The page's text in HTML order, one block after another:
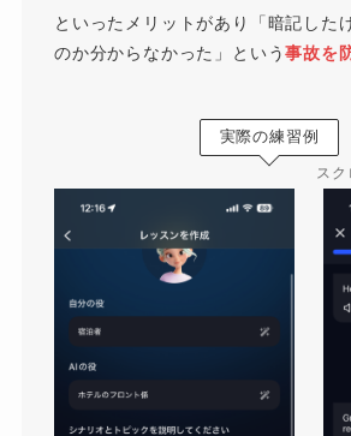
といったメリットがあり「暗記した
のか分からなかった」という事故を
実際の練習例
ス